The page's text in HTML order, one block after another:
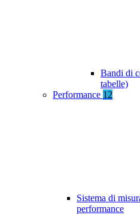
Bandi di
tabelle)
Performance 12
Sistema di
performance